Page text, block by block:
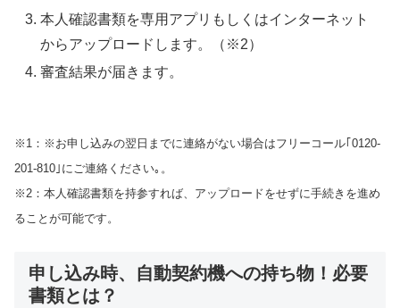
本人確認書類を専用アプリもしくはインターネット
からアップロードします。（※2）
審査結果が届きます。
※1：※お申し込みの翌日までに連絡がない場合はフリーコール｢0120-
201-810｣にご連絡ください｡。
※2：本人確認書類を持参すれば、アップロードをせずに手続きを進め
ることが可能です。
申し込み時、自動契約機への持ち物！必要
書類とは？